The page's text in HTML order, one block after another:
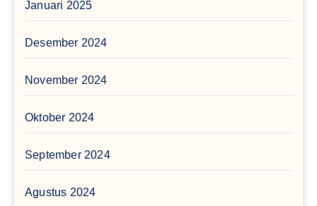
Januari 2025
Desember 2024
November 2024
Oktober 2024
September 2024
Agustus 2024